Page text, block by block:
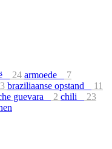
24 armoede
7
braziliaanse opstand
11
guevara 2 chili
23